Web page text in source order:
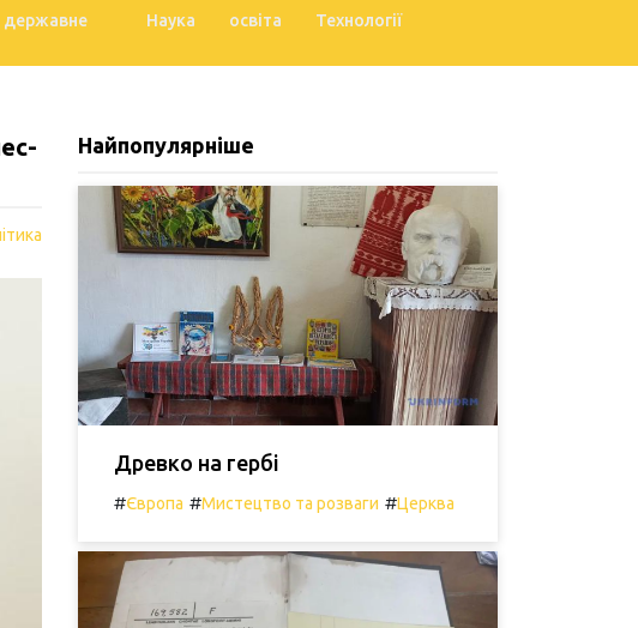
державне
Наука освіта Технології
Найпопулярніше
Древко на гербі
#Європа #Мистецтво та розваги #Церква